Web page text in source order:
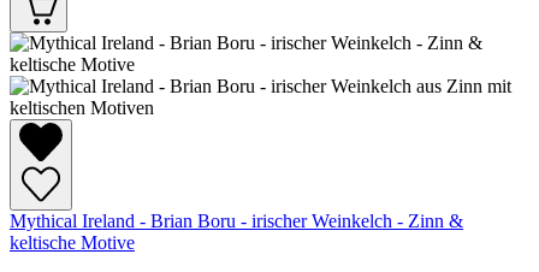
Mythical Ireland - Brian Boru - irischer Weinkelch - Zinn &
keltische Motive